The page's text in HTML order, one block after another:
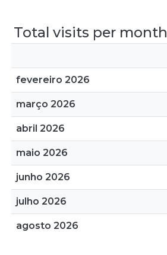
Total visits per month
fevereiro 2026
março 2026
abril 2026
maio 2026
junho 2026
julho 2026
agosto 2026